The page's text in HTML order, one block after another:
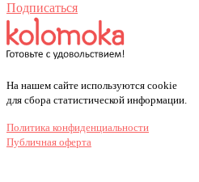
Подписаться
На нашем сайте используются cookie
для сбора статистической информации.
Политика конфиденциальности
Публичная оферта